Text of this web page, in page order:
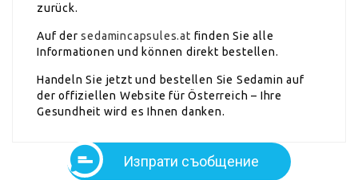
zurück.
Auf dersedamincapsules.at finden Sie alle
Informationen und können direkt bestellen.
Handeln Sie jetzt und bestellen Sie Sedamin auf
der offiziellen Website für Österreich – Ihre
Gesundheit wird es Ihnen danken.
Изпрати съобщение